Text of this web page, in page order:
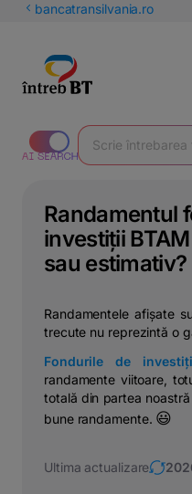
latineștibancatransilvania.ro
Randamentul
investiții
sau estimativ?
Randamentele afișate
trecute nu reprezintă o
Fondurile de
randamente viitoare,
totală din partea
bune randamente. 😃
Ultima actualizare